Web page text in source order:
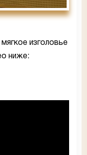
изголовье
ниже: